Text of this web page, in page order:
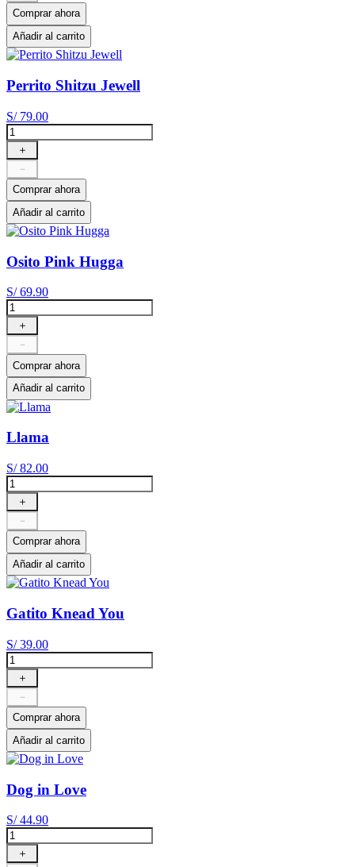
Comprar ahora
Añadir al carrito
Perrito Shitzu Jewell
S/ 79.00
＋
－
Comprar ahora
Añadir al carrito
Osito Pink Hugga
S/ 69.90
＋
－
Comprar ahora
Añadir al carrito
Llama
S/ 82.00
＋
－
Comprar ahora
Añadir al carrito
Gatito Knead You
S/ 39.00
＋
－
Comprar ahora
Añadir al carrito
Dog in Love
S/ 44.90
＋